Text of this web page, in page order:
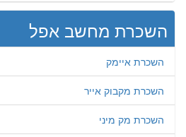
השכרת מחשב אפל
השכרת איימק
השכרת מקבוק אייר
השכרת מק מיני